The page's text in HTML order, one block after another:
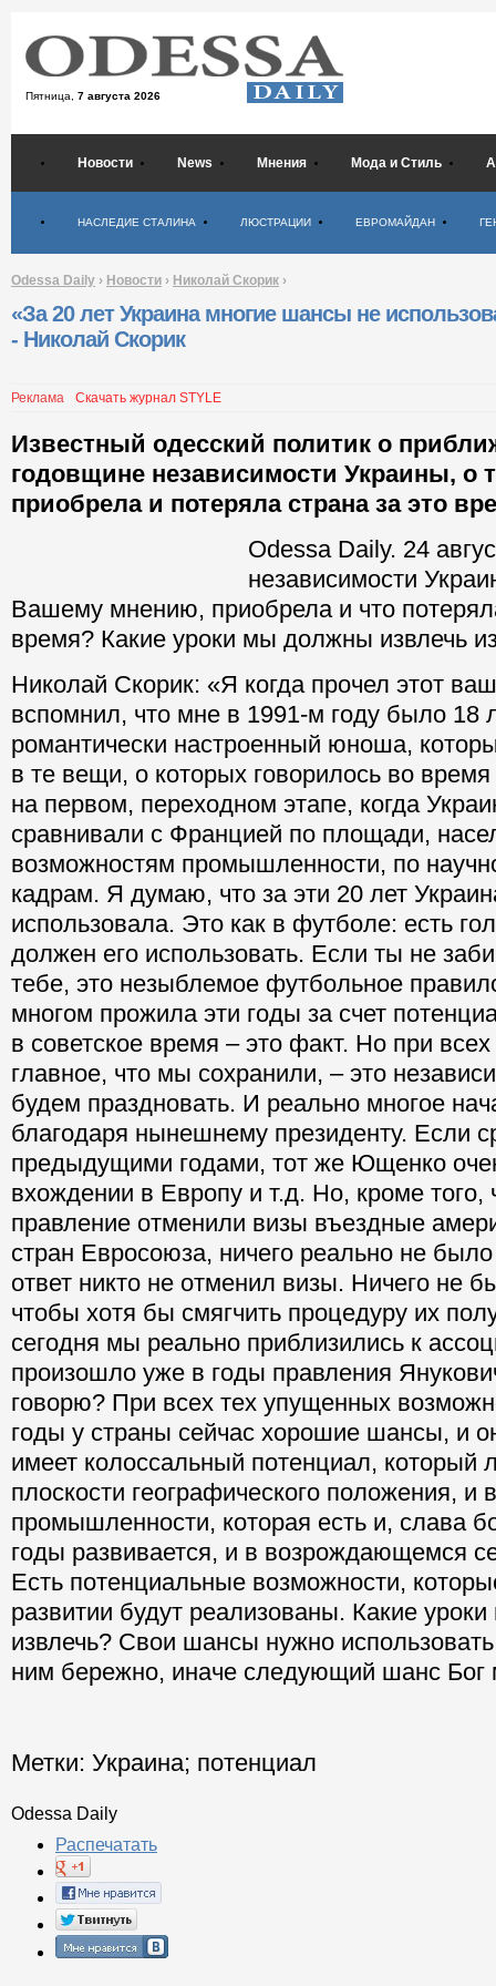
Пятница, 7 августа 2026
Новости News Мнения Мода и Стиль
НАСЛЕДИЕ СТАЛИНА ЛЮСТРАЦИИ ЕВРОМАЙДАН
Odessa Daily › Новости › Николай Скорик ›
«За 20 лет Украина многие шансы не
- Николай Скорик
Реклама Скачать журнал STYLE
Известный одесский политик о
годовщине независимости Украины, о
приобрела и потеряла страна за это
Odessa Daily. 24
независимости
Вашему мнению, приобрела и что
время? Какие уроки мы должны извлечь
Николай Скорик: «Я когда прочел этот
вспомнил, что мне в 1991-м году было 18
романтически настроенный юноша,
в те вещи, о которых говорилось во
на первом, переходном этапе, когда
сравнивали с Францией по площади,
возможностям промышленности, по
кадрам. Я думаю, что за эти 20 лет
использовала. Это как в футболе: есть
должен его использовать. Если ты не
тебе, это незыблемое футбольное
многом прожила эти годы за счет
в советское время – это факт. Но при
главное, что мы сохранили, – это
будем праздновать. И реально многое
благодаря нынешнему президенту. Если
предыдущими годами, тот же Ющенко
вхождении в Европу и т.д. Но, кроме того,
правление отменили визы въездные
стран Евросоюза, ничего реально не
ответ никто не отменил визы. Ничего не
чтобы хотя бы смягчить процедуру их
сегодня мы реально приблизились к
произошло уже в годы правления
говорю? При всех тех упущенных
годы у страны сейчас хорошие шансы, и
имеет колоссальный потенциал, который
плоскости географического положения, и
промышленности, которая есть и, слава
годы развивается, и в возрождающемся
Есть потенциальные возможности,
развитии будут реализованы. Какие
извлечь? Свои шансы нужно использовать
ним бережно, иначе следующий шанс Бог
Метки: Украина; потенциал
Odessa Daily
Распечатать